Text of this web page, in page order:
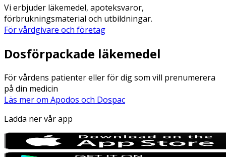
Vi erbjuder läkemedel, apoteksvaror,
förbrukningsmaterial och utbildningar.
För vårdgivare och företag
Dosförpackade läkemedel
För vårdens patienter eller för dig som vill prenumerera
på din medicin
Läs mer om Apodos och Dospac
Ladda ner vår app